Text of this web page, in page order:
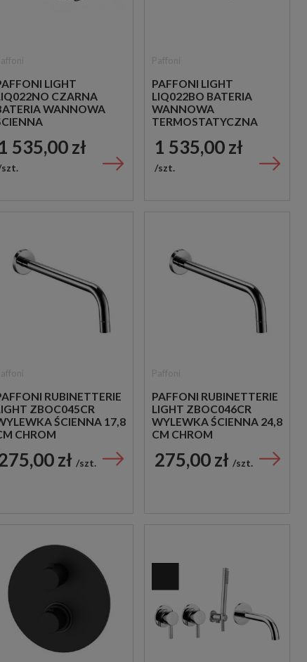
LIGHT
CZARNA
WANNOWA
1 535,00 zł
szt.
PAFFONI LIGHT
LIQ022BO BATERIA
WANNOWA
TERMOSTATYCZNA
1 535,00 zł
szt.
RUBINETTERIE
ZBOC045CR
ŚCIENNA 17,8
CHROM
zł szt.
PAFFONI RUBINETTERIE
LIGHT ZBOC046CR
WYLEWKA ŚCIENNA 24,8
CM CHROM
275,00 zł szt.